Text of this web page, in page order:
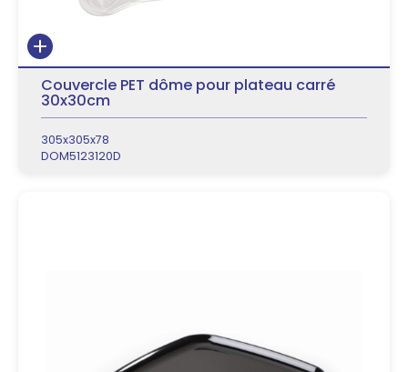
Couvercle PET dôme pour plateau carré
30x30cm
305x305x78
DOM5123120D